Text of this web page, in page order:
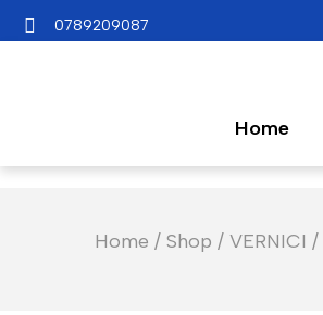
0789209087
Home
Home / Shop / VERNICI /